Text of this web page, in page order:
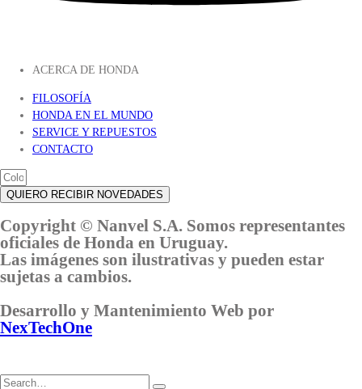
ACERCA DE HONDA
FILOSOFÍA
HONDA EN EL MUNDO
SERVICE Y REPUESTOS
CONTACTO
QUIERO RECIBIR NOVEDADES
Copyright © Nanvel S.A. Somos representantes
oficiales de Honda en Uruguay.
Las imágenes son ilustrativas y pueden estar
sujetas a cambios.
Desarrollo y Mantenimiento Web por
NexTechOne